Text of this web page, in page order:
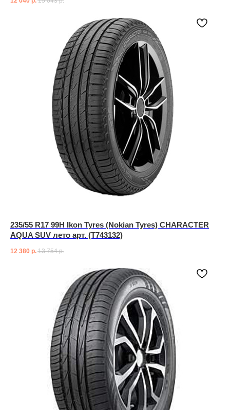
235/55 R17 99H Ikon Tyres (Nokian Tyres) CHARACTER
AQUA SUV лето арт. (T743132)
12 380 р. 13 754 р.